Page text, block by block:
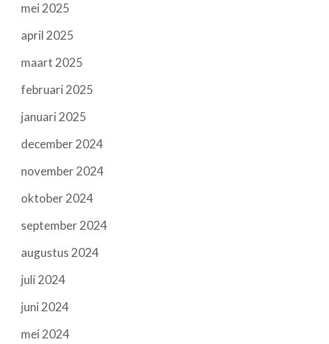
mei 2025
april 2025
maart 2025
februari 2025
januari 2025
december 2024
november 2024
oktober 2024
september 2024
augustus 2024
juli 2024
juni 2024
mei 2024